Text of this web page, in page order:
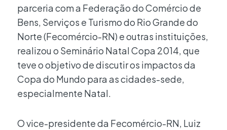
parceria com a Federação do Comércio de
Bens, Serviços e Turismo do Rio Grande do
Norte (Fecomércio-RN) e outras instituições,
realizou o Seminário Natal Copa 2014, que
teve o objetivo de discutir os impactos da
Copa do Mundo para as cidades-sede,
especialmente Natal.
O vice-presidente da Fecomércio-RN, Luiz